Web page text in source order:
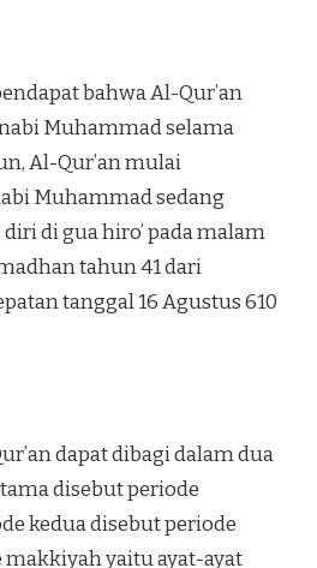
bahwa Al-Qur’an
Muhammad selama
Al-Qur’an mulai
Muhammad sedang
di gua hiro’ pada malam
tahun 41 dari
tanggal 16 Agustus 610
dapat dibagi dalam dua
disebut periode
kedua disebut periode
makkiyah yaitu ayat-ayat